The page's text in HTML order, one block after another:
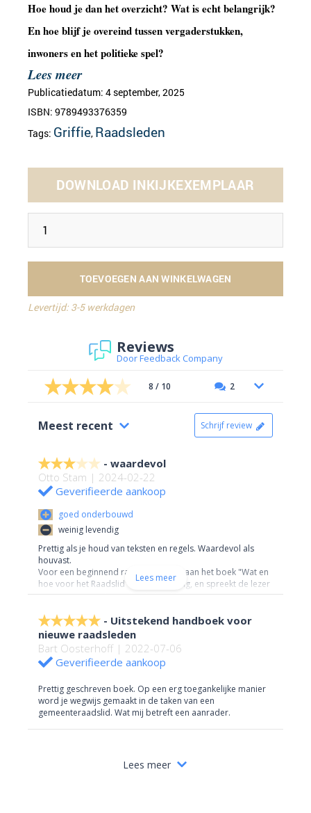
Hoe houd je dan het overzicht? Wat is echt belangrijk?
En hoe blijf je overeind tussen vergaderstukken,
inwoners en het politieke spel?
Lees meer
Publicatiedatum: 4 september, 2025
ISBN: 9789493376359
Tags: Griffie, Raadsleden
DOWNLOAD INKIJKEXEMPLAAR
TOEVOEGEN AAN WINKELWAGEN
Levertijd: 3-5 werkdagen
Reviews
Door Feedback Company
8 / 10 2
Meest recent Schrijf review
Lees meer
waardevol
Otto Stam | 2024-02-22
Geverifieerde aankoop
goed onderbouwd
weinig levendig
Prettig als je houd van teksten en regels. Waardevol als
houvast.
Voor een beginnend raadslid raad ik aan het boek "Wat en
hoe voor het Raadslid". Dat is levendig, en spreekt de lezer
meer emotioneel aan dan dit boek.
Uitstekend handboek voor
nieuwe raadsleden
Bart Oosterhoff | 2022-07-06
Geverifieerde aankoop
Prettig geschreven boek. Op een erg toegankelijke manier
word je wegwijs gemaakt in de taken van een
gemeenteraadslid. Wat mij betreft een aanrader.
Lees meer